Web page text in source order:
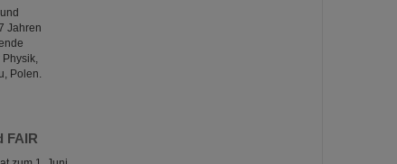
Jahren
Physik,
Polen.
FAIR